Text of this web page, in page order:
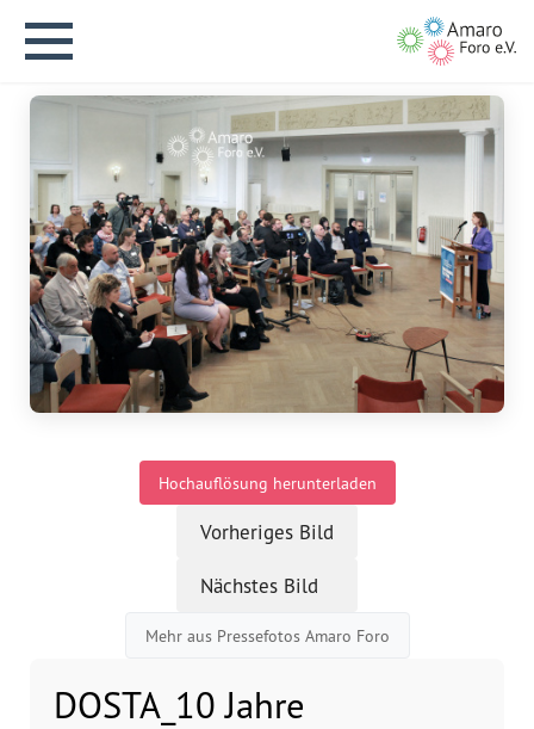
English version
Aktuelles
Über uns
Standorte
Hochauflösung herunterladen
Vorheriges Bild
Nächstes Bild
Mehr aus Pressefotos Amaro Foro
DOSTA_10 Jahre